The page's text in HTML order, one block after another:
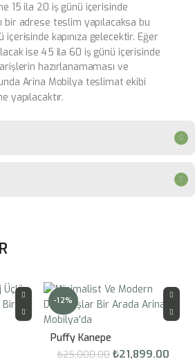
15 ila 20 iş günü içerisinde
bir adrese teslim yapılacaksa bu
kapınıza gelecektir. Eğer
ise 45 ila 60 iş günü içerisinde
hazırlanamaması ve
Arina Mobilya teslimat ekibi
yapılacaktır.
-12%
Puffy Kanepe
₺25,000.00 Orijinal
₺21,899.00